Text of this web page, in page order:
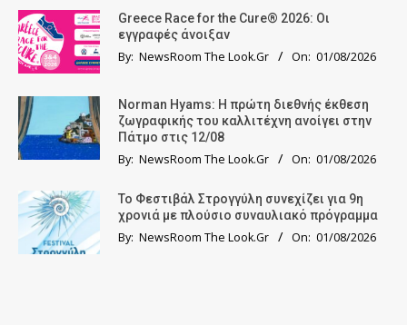
Greece Race for the Cure® 2026: Οι
εγγραφές άνοιξαν
By: NewsRoom The Look.Gr On: 01/08/2026
Norman Hyams: Η πρώτη διεθνής έκθεση
ζωγραφικής του καλλιτέχνη ανοίγει στην
Πάτμο στις 12/08
By: NewsRoom The Look.Gr On: 01/08/2026
Το Φεστιβάλ Στρογγύλη συνεχίζει για 9η
χρονιά με πλούσιο συναυλιακό πρόγραμμα
By: NewsRoom The Look.Gr On: 01/08/2026